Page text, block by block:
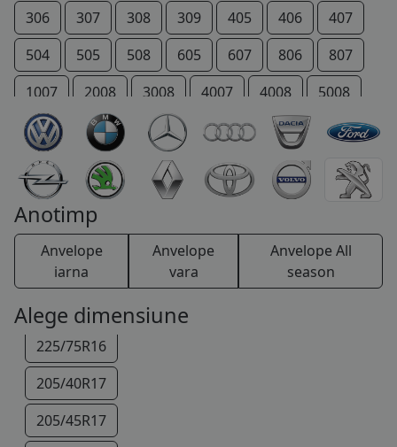
306
307 308 309 405 406
407
504
505 508 605 607 806
807
1007
2008 3008 4007 4008
5008
206 +
207 + Bipper Boxer
Expert
IOn
P 4 Partner RCZ
Rifter
TRAVELLER
Anotimp
Anvelope
iarna
Anvelope
vara
Anvelope All
season
Alege dimensiune
205/55R16
205/60R16
205/75R16
215/55R16
215/60R16
215/65R16
215/70R16
215/75R16
225/55R16
225/75R16
205/40R17
205/45R17